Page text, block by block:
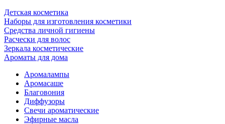
Детская косметика
Наборы для изготовления косметики
Средства личной гигиены
Расчески для волос
Зеркала косметические
Ароматы для дома
Аромалампы
Аромасаше
Благовония
Диффузоры
Свечи ароматические
Эфирные масла